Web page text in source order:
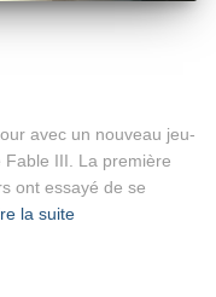
avec un nouveau jeu-
Fable III. La première
ont essayé de se
la suite